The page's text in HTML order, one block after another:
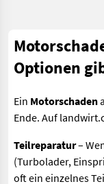
Optionen
Ein Motorschaden
Ende. Auf
Teilreparatur–
(Turbolader,
oft ein einzelnes